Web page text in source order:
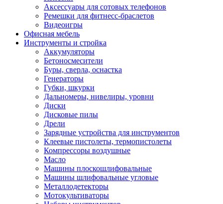
Аксессуары для сотовых телефонов
Ремешки для фитнесс-браслетов
Видеоигры
Офисная мебель
Инструменты и стройка
Аккумуляторы
Бетоносмесители
Буры, сверла, оснастка
Генераторы
Губки, шкурки
Дальномеры, нивелиры, уровни
Диски
Дисковые пилы
Дрели
Зарядные устройства для инструментов
Клеевые пистолеты, термопистолеты
Компрессоры воздушные
Масло
Машины плоскошлифовальные
Машины шлифовальные угловые
Металлодетекторы
Мотокультиваторы